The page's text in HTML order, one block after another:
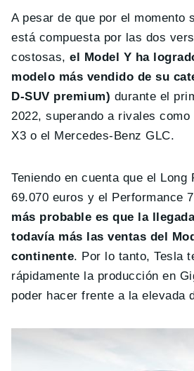
A pesar de que por el momento
está compuesta por las dos
costosas,el Model Y ha
modelo más vendido de su
D-SUV premium) durante el
2022, superando a rivales
X3 o el Mercedes-Benz GLC.
Teniendo en cuenta que el Long
69.070 euros y el Performance
más probable es que la
todavía más las ventas del
continente. Por lo tanto, Tesla
rápidamente la producción en
poder hacer frente a la elevada